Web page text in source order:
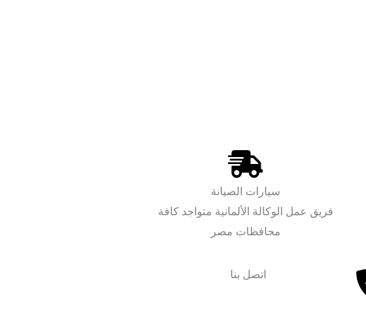
سيارات الصيانة
فريق عمل الوكالة الألمانية متواجد كافة
محافظات مصر
اتصل بنا